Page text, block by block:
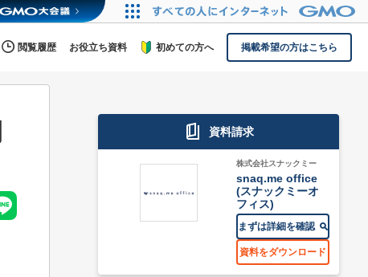
閲覧履歴 お役立ち資料 初めての方へ 掲載希望の方はこちら
資料請求
株式会社スナックミー
snaq.me office
(スナックミーオ
フィス)
まずは詳細を確認
資料をダウンロード